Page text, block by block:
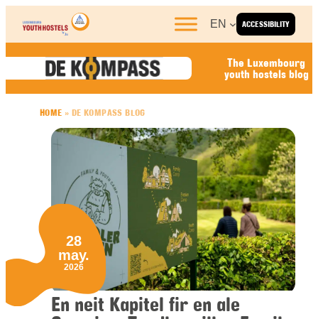
Skip to content
ACCESSIBILITY
EN
The Luxembourg
youth hostels blog
HOME » DE KOMPASS BLOG
En neit Kapitel fir en ale
28
may.
2026